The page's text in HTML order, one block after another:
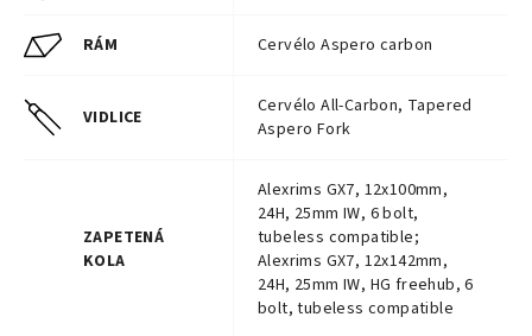
RÁM Cervélo Aspero carbon
VIDLICE
Cervélo All-Carbon, Tapered
Aspero Fork
ZAPETENÁ
KOLA
Alexrims GX7, 12x100mm,
24H, 25mm IW, 6 bolt,
tubeless compatible;
Alexrims GX7, 12x142mm,
24H, 25mm IW, HG freehub, 6
bolt, tubeless compatible